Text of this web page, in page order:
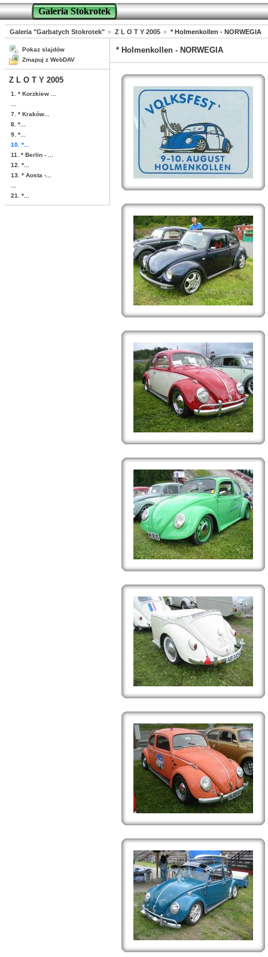
Galeria Stokrotek
Galeria "Garbatych Stokrotek" Z L O T Y 2005 * Holmenkollen - NORWEGIA
Pokaz slajdów
Zmapuj z WebDAV
Z L O T Y 2005
1. * Korzkiew ...
7. * Kraków...
8. *...
9. *...
10. *...
11. * Berlin - ...
12. *...
13. * Aosta -...
21. *...
* Holmenkollen - NORWEGIA